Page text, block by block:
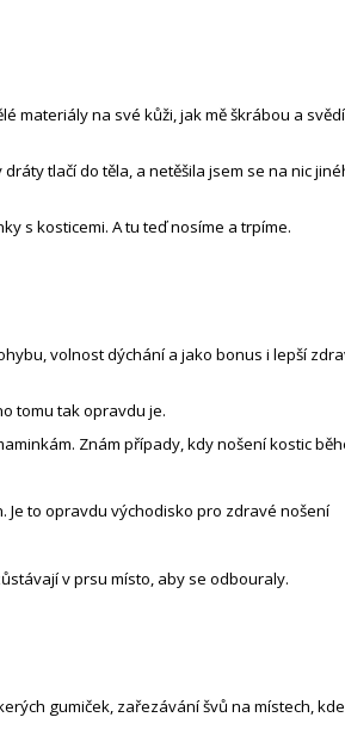
materiály na své kůži, jak mě škrábou a
tlačí do těla, a netěšila jsem se na nic
s kosticemi. A tu teď nosíme a trpíme.
volnost dýchání a jako bonus i lepší
tomu tak opravdu je.
Znám případy, kdy nošení kostic
Je to opravdu východisko pro zdravé nošení
v prsu místo, aby se odbouraly.
gumiček, zařezávání švů na místech,